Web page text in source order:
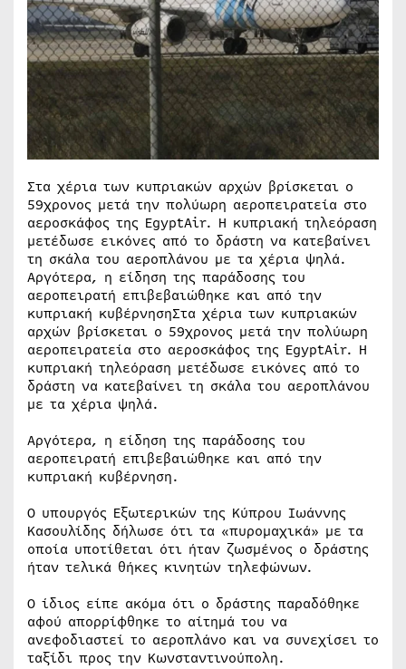
Στα χέρια των κυπριακών αρχών βρίσκεται ο
59χρονος μετά την πολύωρη αεροπειρατεία στο
αεροσκάφος της EgyptAir. Η κυπριακή τηλεόραση
μετέδωσε εικόνες από το δράστη να κατεβαίνει
τη σκάλα του αεροπλάνου με τα χέρια ψηλά.
Αργότερα, η είδηση της παράδοσης του
αεροπειρατή επιβεβαιώθηκε και από την
κυπριακή κυβέρνησηΣτα χέρια των κυπριακών
αρχών βρίσκεται ο 59χρονος μετά την πολύωρη
αεροπειρατεία στο αεροσκάφος της EgyptAir. Η
κυπριακή τηλεόραση μετέδωσε εικόνες από το
δράστη να κατεβαίνει τη σκάλα του αεροπλάνου
με τα χέρια ψηλά.
Αργότερα, η είδηση της παράδοσης του
αεροπειρατή επιβεβαιώθηκε και από την
κυπριακή κυβέρνηση.
Ο υπουργός Εξωτερικών της Κύπρου Ιωάννης
Κασουλίδης δήλωσε ότι τα «πυρομαχικά» με τα
οποία υποτίθεται ότι ήταν ζωσμένος ο δράστης
ήταν τελικά θήκες κινητών τηλεφώνων.
Ο ίδιος είπε ακόμα ότι ο δράστης παραδόθηκε
αφού απορρίφθηκε το αίτημά του να
ανεφοδιαστεί το αεροπλάνο και να συνεχίσει το
ταξίδι προς την Κωνσταντινούπολη.